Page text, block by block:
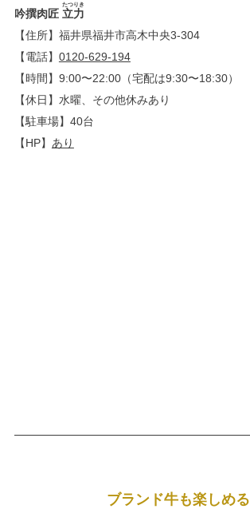
吟撰肉匠 立力
たつりき
【住所】福井県福井市高木中央3-304
【電話】 0120-629-194
【時間】9:00〜22:00（宅配は9:30〜18:30）
【休日】水曜、その他休みあり
【駐車場】40台
【HP】 あり
ブランド牛も楽しめる